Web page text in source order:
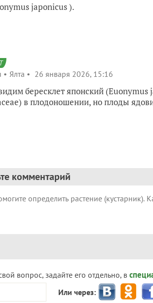
japonicus ).
Ялта 26 января 2026, 15:16
бересклет японский (Euonymus
в плодоношении, но плоды
комментарий
вопрос, задайте его отдельно, в
Или через: